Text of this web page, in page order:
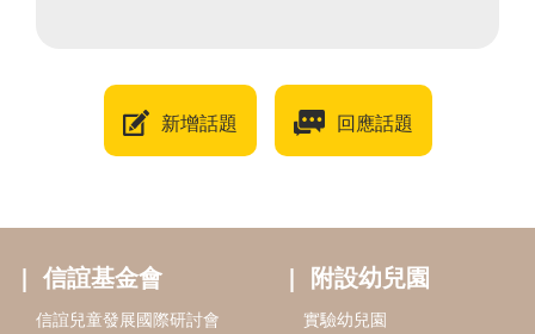
新增話題 回應話題
信誼基金會
信誼兒童發展國際研討會
附設幼兒園
實驗幼兒園